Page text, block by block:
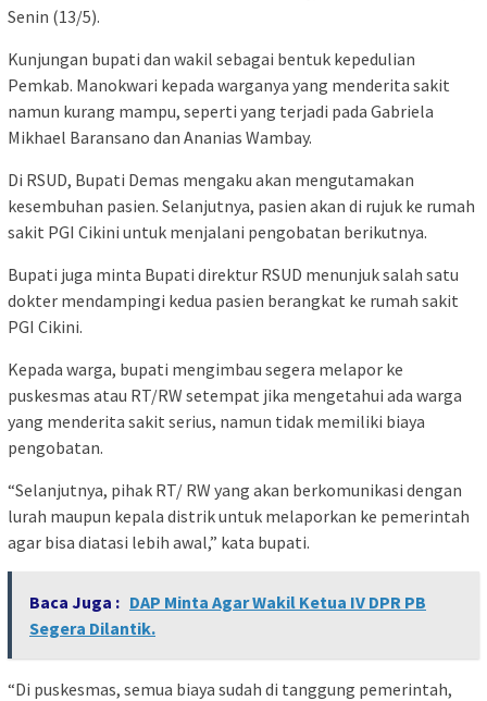
Senin (13/5).
Kunjungan bupati dan wakil sebagai bentuk kepedulian
Pemkab. Manokwari kepada warganya yang menderita sakit
namun kurang mampu, seperti yang terjadi pada Gabriela
Mikhael Baransano dan Ananias Wambay.
Di RSUD, Bupati Demas mengaku akan mengutamakan
kesembuhan pasien. Selanjutnya, pasien akan di rujuk ke rumah
sakit PGI Cikini untuk menjalani pengobatan berikutnya.
Bupati juga minta Bupati direktur RSUD menunjuk salah satu
dokter mendampingi kedua pasien berangkat ke rumah sakit
PGI Cikini.
Kepada warga, bupati mengimbau segera melapor ke
puskesmas atau RT/RW setempat jika mengetahui ada warga
yang menderita sakit serius, namun tidak memiliki biaya
pengobatan.
“Selanjutnya, pihak RT/ RW yang akan berkomunikasi dengan
lurah maupun kepala distrik untuk melaporkan ke pemerintah
agar bisa diatasi lebih awal,” kata bupati.
Baca Juga : DAP Minta Agar Wakil Ketua IV DPR PB
Segera Dilantik.
“Di puskesmas, semua biaya sudah di tanggung pemerintah,